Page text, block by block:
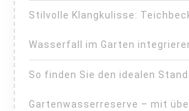
Stilvolle Klangkulisse:
Wasserfall im Garten
So finden Sie den idealen
Gartenwasserreserve – mit